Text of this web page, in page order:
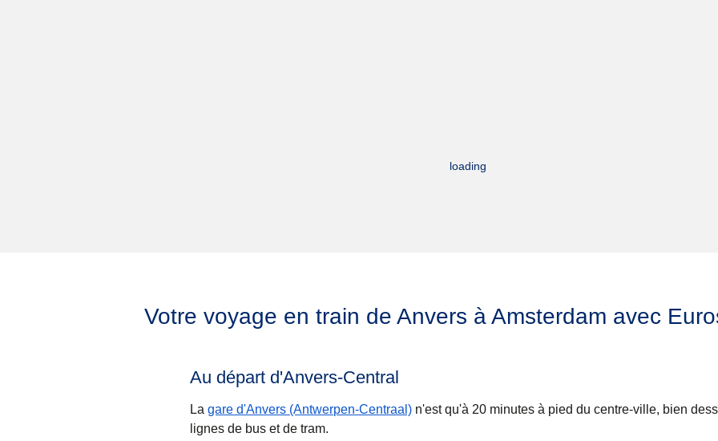
loading
Votre voyage en train de Anvers à Amsterdam avec
Au départ d'Anvers-Central
Lagare d'Anvers (Antwerpen-Centraal) n'est qu'à 20 minutes à pied du centre-ville, bien
lignes de bus et de tram.